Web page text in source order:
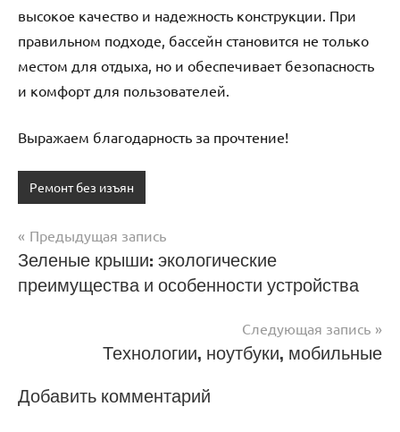
высокое качество и надежность конструкции. При
правильном подходе, бассейн становится не только
местом для отдыха, но и обеспечивает безопасность
и комфорт для пользователей.
Выражаем благодарность за прочтение!
Ремонт без изъян
Навигация
по
Предыдущая запись
Зеленые крыши: экологические
преимущества и особенности устройства
Следующая запись
Технологии, ноутбуки, мобильные
Добавить комментарий